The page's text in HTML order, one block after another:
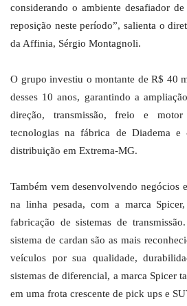
considerando o ambiente desafiador
reposição neste período”, salienta o
da Affinia, Sérgio Montagnoli.
O grupo investiu o montante de R$ 40
desses 10 anos, garantindo a
direção, transmissão, freio e
tecnologias na fábrica de Diadema e
distribuição em Extrema-MG.
Também vem desenvolvendo negócios
na linha pesada, com a marca
fabricação de sistemas de
sistema de cardan são as mais
veículos por sua qualidade,
sistemas de diferencial, a marca Spicer
em uma frota crescente de pick ups e